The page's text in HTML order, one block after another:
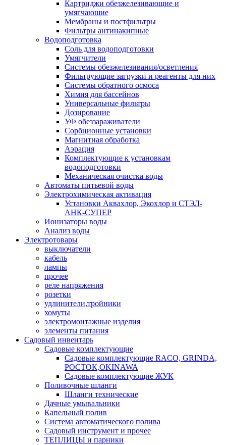
Картриджи обезжелезивающие и
умягчающие
Мембраны и постфильтры
Фильтры антинакипные
Водоподготовка
Соль для водоподготовки
Умягчители
Системы обезжелезивания/осветления
Фильтрующие загрузки и реагенты для них
Системы обратного осмоса
Химия для бассейнов
Универсальные фильтры
Дозирование
УФ обеззараживатели
Сорбционные установки
Магнитная обработка
Аэрация
Комплектующие к установкам
водоподготовки
Механическая очистка воды
Автоматы питьевой воды
Электрохимическая активация
Установки Аквахлор, Экохлор и СТЭЛ-
АНК-СУПЕР
Ионизаторы воды
Анализ воды
Электротовары
выключатели
кабель
лампы
прочее
реле напряжения
розетки
удлинители,тройники
хомуты
электромонтажные изделия
элементы питания
Садовый инвентарь
Садовые комплектующие
Садовые комплектующие RACO, GRINDA,
РОСТОК,OKINAWA
Садовые комплектующие ЖУК
Поливочные шланги
Шланги технические
Дачные умывальники
Капельный полив
Система автоматического полива
Садовый инструмент и прочее
ТЕПЛИЦЫ и парники